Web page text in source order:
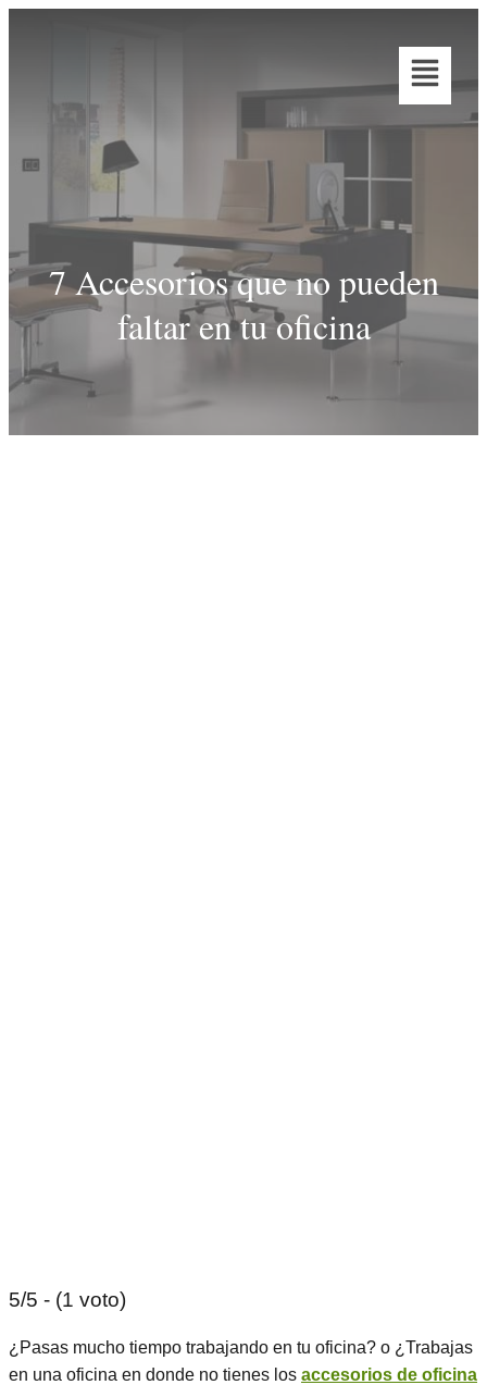
7 Accesorios que no pueden
faltar en tu oficina
5/5 - (1 voto)
¿Pasas mucho tiempo trabajando en tu oficina? o ¿Trabajas
en una oficina en donde no tienes los accesorios de oficina